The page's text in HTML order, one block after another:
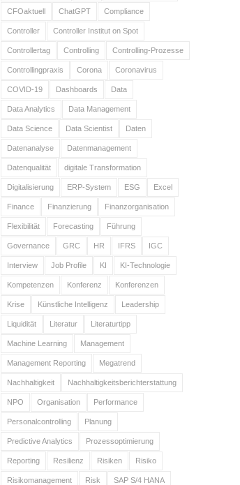
CFOaktuell ChatGPT Compliance
Controller Controller Institut on Spot
Controllertag Controlling Controlling-Prozesse
Controllingpraxis Corona Coronavirus
COVID-19 Dashboards Data
Data Analytics Data Management
Data Science Data Scientist Daten
Datenanalyse Datenmanagement
Datenqualität digitale Transformation
Digitalisierung ERP-System ESG Excel
Finance Finanzierung Finanzorganisation
Flexibilität Forecasting Führung
Governance GRC HR IFRS IGC
Interview Job Profile KI KI-Technologie
Kompetenzen Konferenz Konferenzen
Krise Künstliche Intelligenz Leadership
Liquidität Literatur Literaturtipp
Machine Learning Management
Management Reporting Megatrend
Nachhaltigkeit Nachhaltigkeitsberichterstattung
NPO Organisation Performance
Personalcontrolling Planung
Predictive Analytics Prozessoptimierung
Reporting Resilienz Risiken Risiko
Risikomanagement Risk SAP S/4 HANA